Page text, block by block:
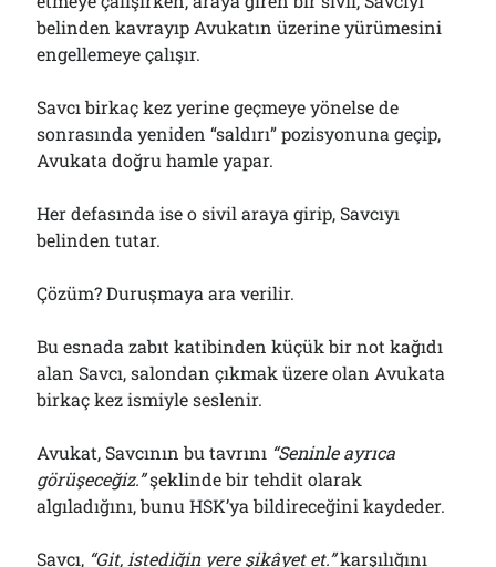
belinden kavrayıp Avukatın üzerine yürümesini
engellemeye çalışır.
Savcı birkaç kez yerine geçmeye yönelse de
sonrasında yeniden “saldırı” pozisyonuna geçip,
Avukata doğru hamle yapar.
Her defasında ise o sivil araya girip, Savcıyı
belinden tutar.
Çözüm? Duruşmaya ara verilir.
Bu esnada zabıt katibinden küçük bir not kağıdı
alan Savcı, salondan çıkmak üzere olan Avukata
birkaç kez ismiyle seslenir.
Avukat, Savcının bu tavrını “Seninle ayrıca
görüşeceğiz.”şeklinde bir tehdit olarak
algıladığını, bunu HSK’ya bildireceğini kaydeder.
Savcı, “Git, istediğin yere şikâyet et.”karşılığını